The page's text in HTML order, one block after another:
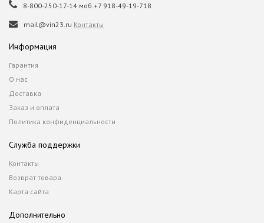
8-800-250-17-14 моб.+7 918-49-19-718
mail@vin23.ru Контакты
Информация
Гарантия
О нас
Доставка
Заказ и оплата
Политика конфиденциальности
Служба поддержки
Контакты
Возврат товара
Карта сайта
Дополнительно